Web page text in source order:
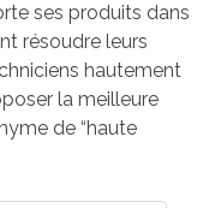
ses produits dans
résoudre leurs
hautement
la meilleure
de “haute